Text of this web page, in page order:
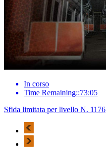
In corso
Time Remaining::73:05
Sfida limitata per livello N. 1176